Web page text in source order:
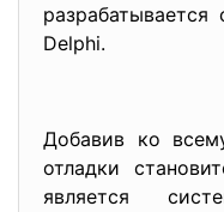
Delphi.
Добавив ко
отладки
является